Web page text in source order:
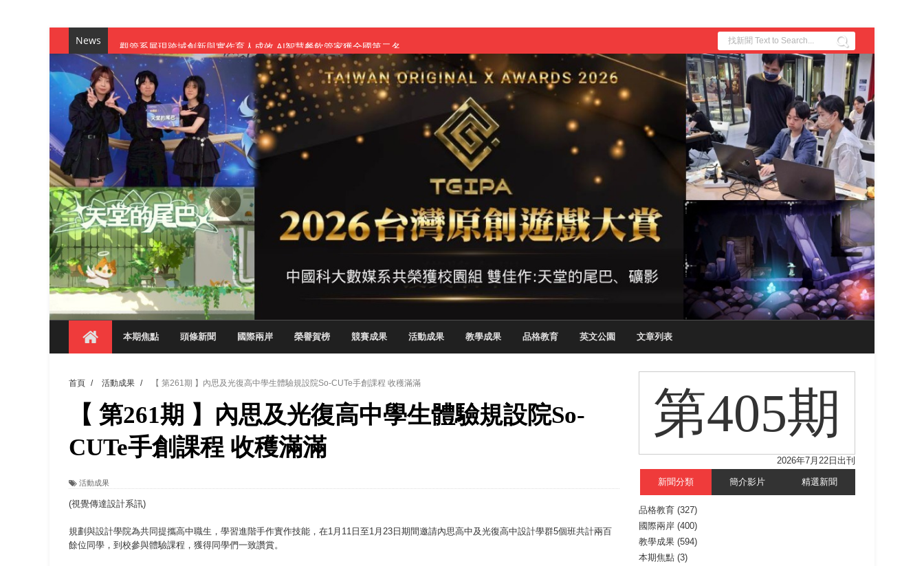
News
觀管系展現跨域創新與實作育人成效 AI智慧餐飲管家獲全國第二名
學務處舉辦「董事長『聊』心室」 上官董事長與青年學子溫馨對談 傳遞品格與智慧力量
成人之美成就學生夢想 菁英學程陪伴財金系學生蛻變成金融新星
金曲陣容強勢進駐！中國科大原民音樂成果展 燃爆傳統與現代
數媒系《天堂的尾巴》、《礦影》勇奪台灣原創遊戲大賞雙佳作
師生攜手磨練一個月！觀管系榮獲天籟盃全國大專廣播詞競賽英文組佳作
一銀彭仁主中國科大開講 解密AI時代的金融轉型與數位正義
通識教育中心主辦「114學年度AI英文自我介紹比賽」成績出爐
數據後的溫度：財金系傑出校友共議「人文素養」 點亮智慧金融時代的跨域新局
森城建設股份有限公司捐贈 嘉惠行管系莘莘學子
產學合作新里程！財金系師生參訪中租控股 探索金融實習優勢
英文公園 315期
【 第404期 】影視系榮獲59屆美國休士頓國際影展最高榮譽白金獎
【 第404期 】你抓得到我嗎？數媒系VR新創遊戲抱回金點新秀獎
【 第404期 】探索空間設計解方 室設系學子於 2026 TSID 提出具體舊建築再利用提案
【 第404期 】從創意到實踐 數媒系學生於技專校院電腦動畫競賽嶄露頭角
【 第404期 】以品格奠基、用領導領航：中國科大雙校區學生會全國賽勇奪佳績
【 第404期 】此夏，向未來！ 中國科大新竹畢典青銀共學、逐夢啟航
領航AI創先例！ 數媒系錄音室獲「杜比全景聲」與「Wwise」雙認證
本期焦點 頭條新聞 國際兩岸 榮譽賀榜 競賽成果 活動成果 教學成果 品格教育 英文公園 文章列表
首頁 / 活動成果 / 【 第261期 】內思及光復高中學生體驗規設院So-CUTe手創課程 收穫滿滿
【 第261期 】內思及光復高中學生體驗規設院So-
CUTe手創課程 收穫滿滿
活動成果
(視覺傳達設計系訊)
規劃與設計學院為共同提攜高中職生，學習進階手作實作技能，在1月11日至1月23日期間邀請內思高中及光復高中設計學群5個班共計兩百
餘位同學，到校參與體驗課程，獲得同學們一致讚賞。
第405期
2026年7月22日出刊
新聞分類 簡介影片 精選新聞
品格教育 (327)
國際兩岸 (400)
教學成果 (594)
本期焦點 (3)